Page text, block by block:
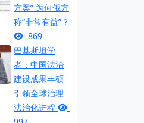
方案” 为何俄方
称“非常有益”？
869
巴基斯坦学
者：中国法治
建设成果丰硕
引领全球治理
法治化进程